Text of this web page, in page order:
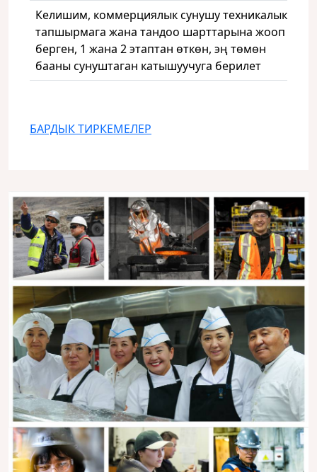
Келишим, коммерциялык сунушу техникалык
тапшырмага жана тандоо шарттарына жооп
берген, 1 жана 2 этаптан өткөн, эң төмөн
бааны сунуштаган катышуучуга берилет
БАРДЫК ТИРКЕМЕЛЕР